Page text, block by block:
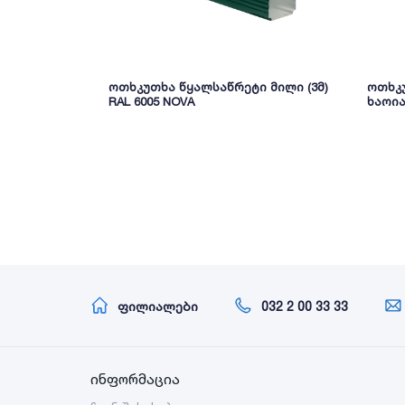
ოთხკუთხა წყალსაწრეტი მილი (3მ)
RAL 6005 NOVA
ფილიალები 032 2 00 33 33
ინფორმაცია